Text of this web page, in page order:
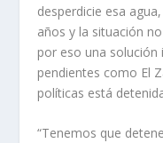
desperdicie esa
años y la situación
por eso una solución
pendientes como El
políticas está
“Tenemos que